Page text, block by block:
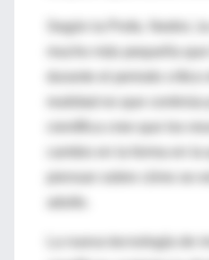
Según la Profa. Nedivi,
mucho más pequeña
científica cree que los
cambio en la forma en la
La nueva tecnología de